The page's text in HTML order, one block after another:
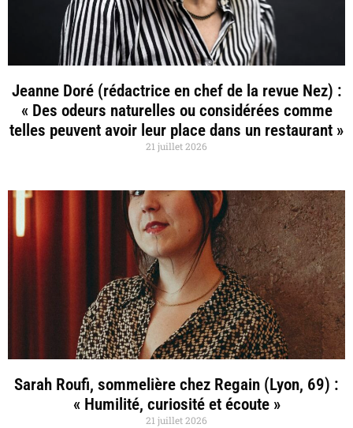
Jeanne Doré (rédactrice en chef de la revue Nez) :
« Des odeurs naturelles ou considérées comme
telles peuvent avoir leur place dans un restaurant »
21 juillet 2026
Sarah Roufi, sommelière chez Regain (Lyon, 69) :
« Humilité, curiosité et écoute »
21 juillet 2026